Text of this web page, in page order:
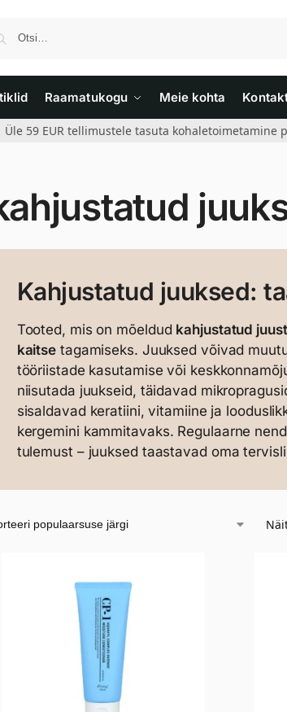
Raamatukogu Meie kohta
Üle 59 EUR tellimustele tasuta kohaletoimetamine
Kahjustatud juuksed:
Tooted, mis on mõeldud kahjustatud
kaitse tagamiseks. Juuksed võivad
tööriistade kasutamise või
niisutada juukseid, täidavad
sisaldavad keratiini, vitamiine ja
kergemini kammitavaks. Regulaarne
tulemust – juuksed taastavad oma